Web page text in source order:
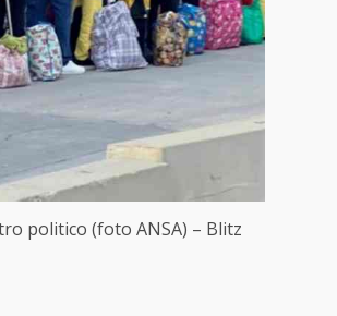
politico (foto ANSA) – Blitz